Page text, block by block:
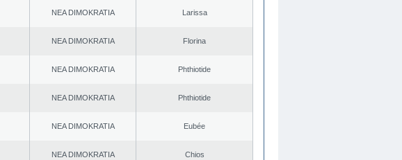
NEA DΙMOKRATIA Larissa
NEA DΙMOKRATIA Florina
NEA DΙMOKRATIA Phthiotide
NEA DΙMOKRATIA Phthiotide
NEA DΙMOKRATIA Eubée
NEA DΙMOKRATIA Chios